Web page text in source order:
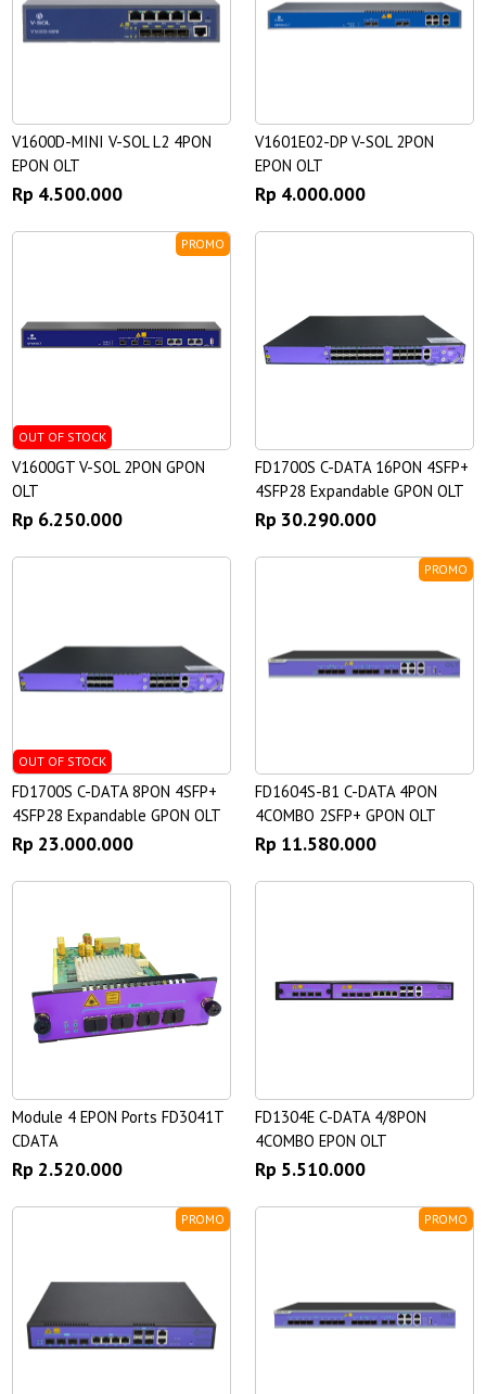
V1600D-MINI V-SOL L2 4PON
EPON OLT
Rp 4.500.000
V1601E02-DP V-SOL 2PON
EPON OLT
Rp 4.000.000
PROMO
OUT OF STOCK
V1600GT V-SOL 2PON GPON
OLT
Rp 6.250.000
FD1700S C-DATA 16PON 4SFP+
4SFP28 Expandable GPON OLT
Rp 30.290.000
OUT OF STOCK
FD1700S C-DATA 8PON 4SFP+
4SFP28 Expandable GPON OLT
Rp 23.000.000
PROMO
FD1604S-B1 C-DATA 4PON
4COMBO 2SFP+ GPON OLT
Rp 11.580.000
Module 4 EPON Ports FD3041T
CDATA
Rp 2.520.000
FD1304E C-DATA 4/8PON
4COMBO EPON OLT
Rp 5.510.000
PROMO PROMO